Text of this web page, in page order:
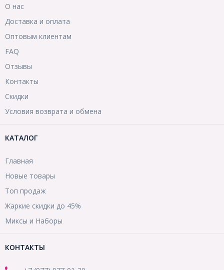
О нас
Доставка и оплата
Оптовым клиентам
FAQ
Отзывы
Контакты
Скидки
Условия возврата и обмена
КАТАЛОГ
Главная
Новые товары
Топ продаж
Жаркие скидки до 45%
Миксы и Наборы
КОНТАКТЫ